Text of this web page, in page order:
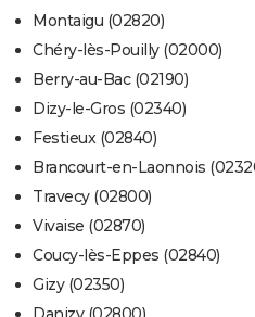
Montaigu (02820)
Chéry-lès-Pouilly (02000)
Berry-au-Bac (02190)
Dizy-le-Gros (02340)
Festieux (02840)
Brancourt-en-Laonnois
Travecy (02800)
Vivaise (02870)
Coucy-lès-Eppes (02840)
Gizy (02350)